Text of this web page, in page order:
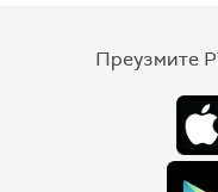
Преузмите